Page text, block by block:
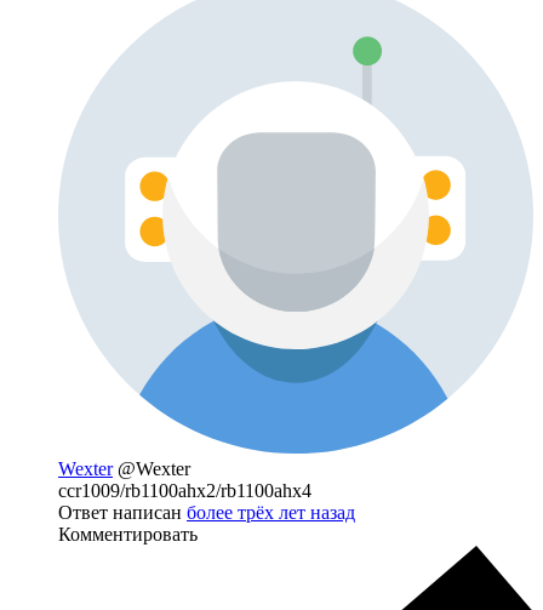
Wexter @Wexter
ccr1009/rb1100ahx2/rb1100ahx4
Ответ написан более трёх лет назад
Комментировать